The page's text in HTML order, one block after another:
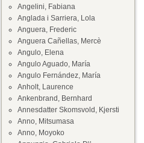
Angelini, Fabiana
Anglada i Sarriera, Lola
Anguera, Frederic
Anguera Cañellas, Mercè
Angulo, Elena
Angulo Aguado, María
Angulo Fernández, María
Anholt, Laurence
Ankenbrand, Bernhard
Annesdatter Skomsvold, Kjersti
Anno, Mitsumasa
Anno, Moyoko